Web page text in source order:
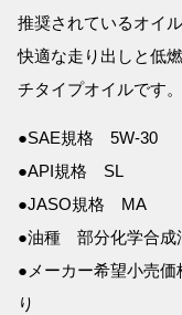
推奨されているオイル
快適な走り出しと低
チタイプオイルです。
●SAE規格 5W-30
●API規格 SL
●JASO規格 MA
●油種 部分化学合成
●メーカー希望小売
り